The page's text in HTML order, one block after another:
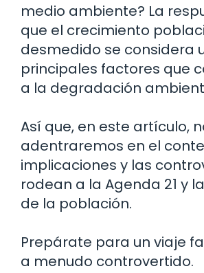
medio ambiente? La
que el crecimiento
desmedido se considera
principales factores que
a la degradación
Así que, en este artículo,
adentraremos en el
implicaciones y las
rodean a la Agenda 21 y
de la población.
Prepárate para un viaje
a menudo controvertido.